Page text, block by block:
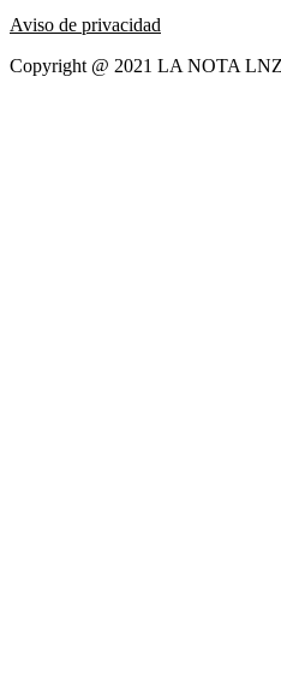
Aviso de privacidad
Copyright @ 2021 LA NOTA